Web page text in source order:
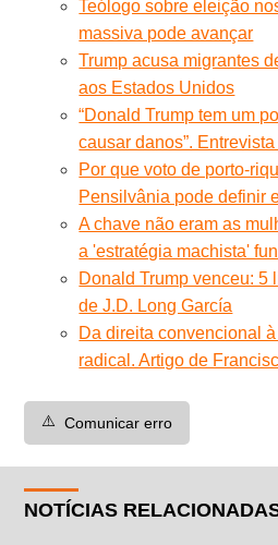
Teólogo sobre eleição
massiva pode avançar
Trump acusa migrantes
aos Estados Unidos
“Donald Trump tem um
causar danos”.
Por que voto de porto-
Pensilvânia pode definir
A chave não eram as
a 'estratégia machista'
Donald Trump venceu: 5
de J.D. Long García
Da direita convencional
radical. Artigo de
⚠️ Comunicar erro
NOTÍCIAS